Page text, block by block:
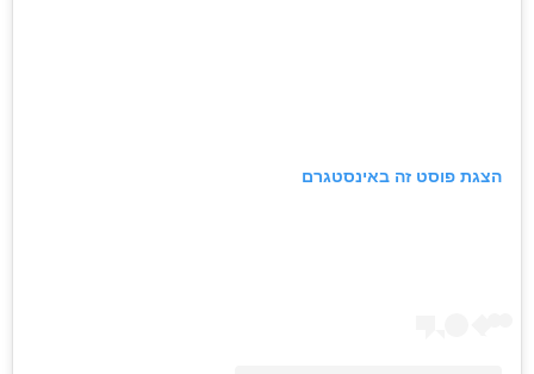
הצגת פוסט זה באינסטגרם